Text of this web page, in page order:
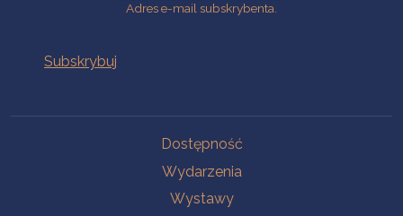
Adres e-mail subskrybenta.
Dostępność
Wydarzenia
Wystawy